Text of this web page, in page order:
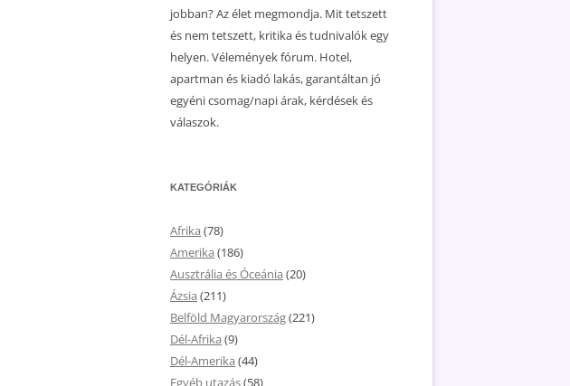
jobban? Az élet megmondja. Mit tetszett
és nem tetszett, kritika és tudnivalók egy
helyen. Vélemények fórum. Hotel,
apartman és kiadó lakás, garantáltan jó
egyéni csomag/napi árak, kérdések és
válaszok.
KATEGÓRIÁK
Afrika (78)
Amerika (186)
Ausztrália és Óceánia (20)
Ázsia (211)
Belföld Magyarország(221)
Dél-Afrika (9)
Dél-Amerika (44)
Egyéb utazás(58)